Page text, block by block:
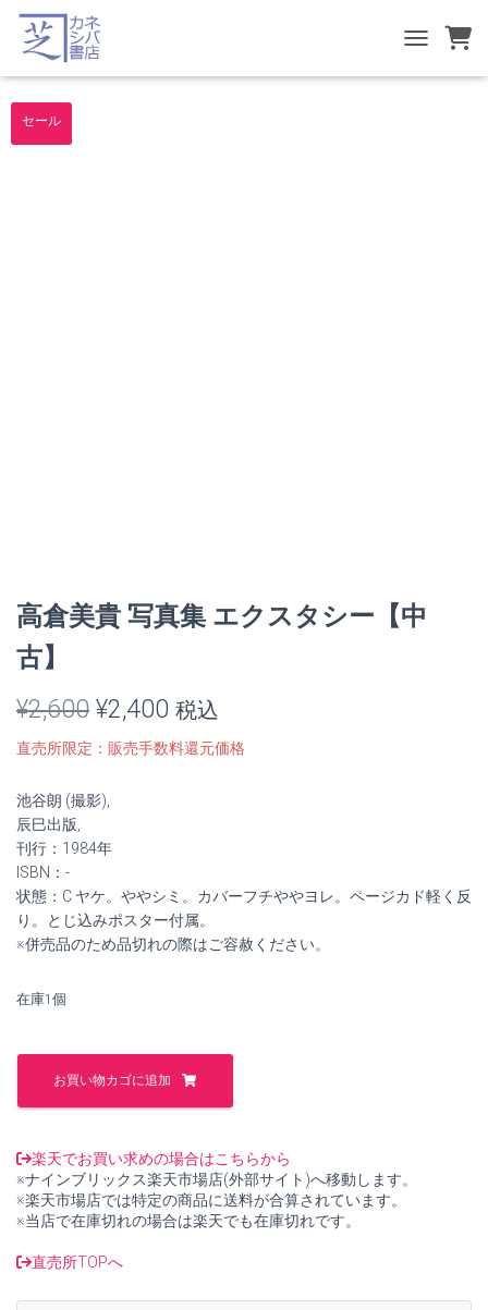
TOGGLE
セール
高倉美貴 写真集 エクスタシー【中
古】
¥2,600 元
の
価
¥2,600
で
¥2,400 現
在
は
¥2,400
税込
直売所限定：販売手数料還元価格
池谷朗 (撮影),
辰巳出版,
刊行：1984年
ISBN：-
状態：C ヤケ。ややシミ。カバーフチややヨレ。ページカド軽く反
り。とじ込みポスター付属。
※併売品のため品切れの際はご容赦ください。
在庫1個
高
貴
真
集
エ
ク
タ
ー
お買い物カゴに追加
楽天でお買い求めの場合はこちらから
※ナインブリックス楽天市場店(外部サイト)へ移動します。
※楽天市場店では特定の商品に送料が合算されています。
※当店で在庫切れの場合は楽天でも在庫切れです。
直売所TOPへ